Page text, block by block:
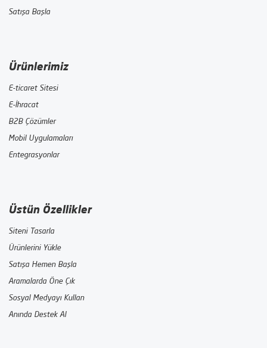
Satışa Başla
Ürünlerimiz
E-ticaret Sitesi
E-İhracat
B2B Çözümler
Mobil Uygulamaları
Entegrasyonlar
Üstün Özellikler
Siteni Tasarla
Ürünlerini Yükle
Satışa Hemen Başla
Aramalarda Öne Çık
Sosyal Medyayı Kullan
Anında Destek Al